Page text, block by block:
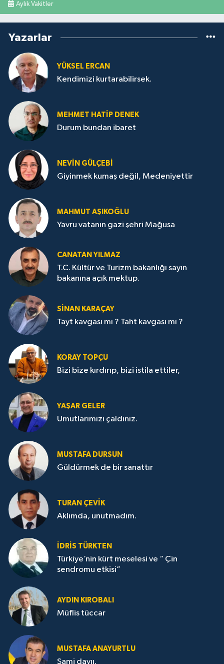
Aylık Vakitler
Yazarlar
YÜKSEL ERCAN
Kendimizi kurtarabilirsek.
MEHMET HATİP DENEK
Durum bundan ibaret
NEVİN GÜLÇEBİ
Giyinmek kumaş değil, Medeniyettir
MAHMUT AŞIKOĞLU
Yavru vatanın gazi şehri Mağusa
CANATAN YILMAZ
T.C. Kültür ve Turizm bakanlığı sayın
bakanına açık mektup.
SİNAN KARAÇAY
Tayt kavgası mı ? Taht kavgası mı ?
KORAY TOPÇU
Bizi bize kırdırıp, bizi istila ettiler,
YAŞAR GELER
Umutlarımızı çaldınız.
MUSTAFA DURSUN
Güldürmek de bir sanattır
TURAN ÇEVİK
Aklımda, unutmadım.
İDRİS TÜRKTEN
Türkiye’nin kürt meselesi ve “ Çin
sendromu etkisi”
AYDIN KIROBALI
Müflis tüccar
MUSTAFA ANAYURTLU
Sami dayıı.